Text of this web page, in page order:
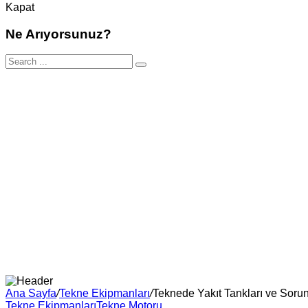
Kapat
Ne Arıyorsunuz?
Ana Sayfa/Tekne Ekipmanları/Teknede Yakıt Tankları ve